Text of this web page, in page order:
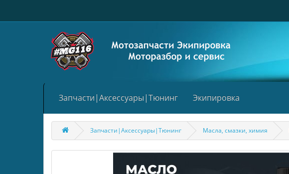
Запчасти|Аксессуары|Тюнинг Экипировка
Запчасти|Аксессуары|Тюнинг Масла, смазки, химия